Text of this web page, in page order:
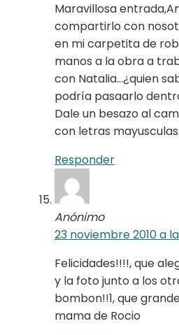
Maravillosa
compartirlo con
en mi carpetita de
manos a la obra a
con Natalia…¿quien
podría pasaarlo
Dale un besazo al
con letras
Responder
Anónimo
23 noviembre 2010 a
Felicidades!!!!, que
y la foto junto a los
bombon!!1, que
mama de Rocio